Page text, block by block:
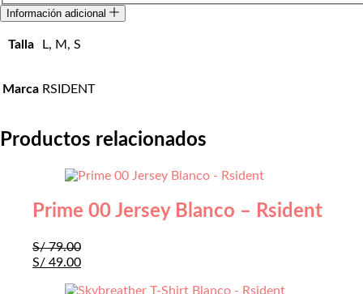
Rsident
cantidad
Información adicional
Talla L, M, S
Marca RSIDENT
Productos relacionados
Prime 00 Jersey Blanco – Rsident
S/79.00
S/ 49.00